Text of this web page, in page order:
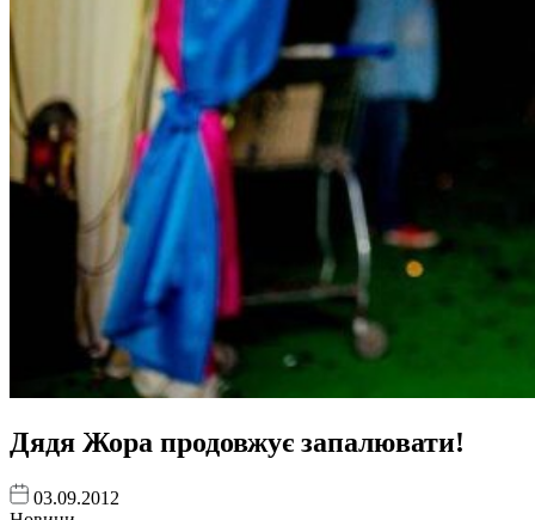
Дядя Жора продовжує запалювати!
03.09.2012